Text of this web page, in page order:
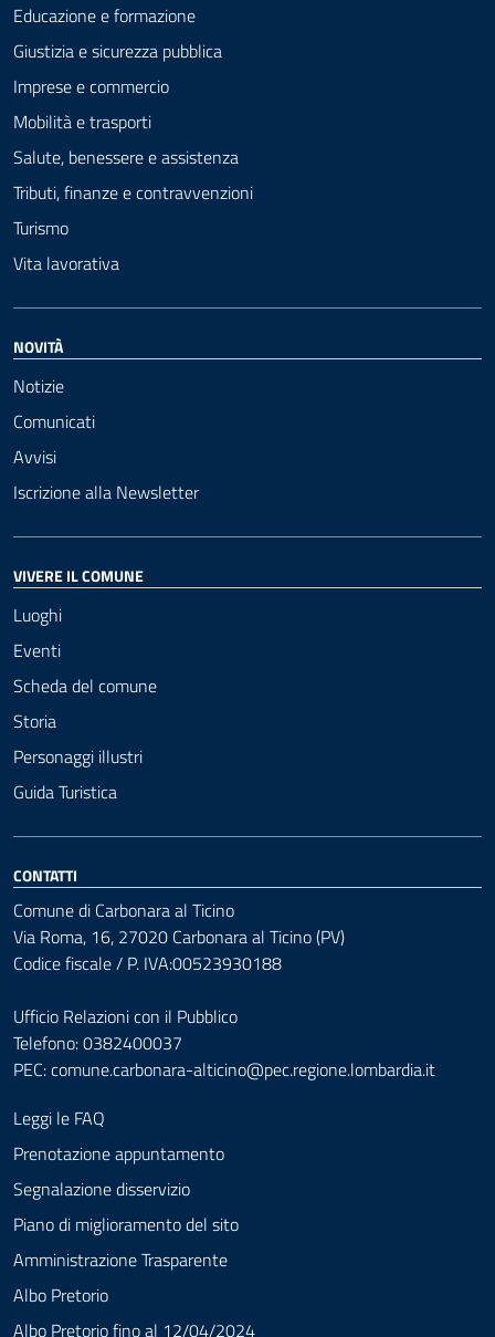
Educazione e formazione
Giustizia e sicurezza pubblica
Imprese e commercio
Mobilità e trasporti
Salute, benessere e assistenza
Tributi, finanze e contravvenzioni
Turismo
Vita lavorativa
NOVITÀ
Notizie
Comunicati
Avvisi
Iscrizione alla Newsletter
VIVERE IL COMUNE
Luoghi
Eventi
Scheda del comune
Storia
Personaggi illustri
Guida Turistica
CONTATTI
Comune di Carbonara al Ticino
Via Roma, 16, 27020 Carbonara al Ticino (PV)
Codice fiscale / P. IVA:00523930188
Ufficio Relazioni con il Pubblico
Telefono: 0382400037
PEC:comune.carbonara-alticino@pec.regione.lombardia.it
Leggi le FAQ
Prenotazione appuntamento
Segnalazione disservizio
Piano di miglioramento del sito
Amministrazione Trasparente
Albo Pretorio
Albo Pretorio fino al 12/04/2024